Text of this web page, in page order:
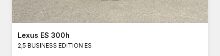
Lexus ES 300h
2,5 BUSINESS EDITION ES